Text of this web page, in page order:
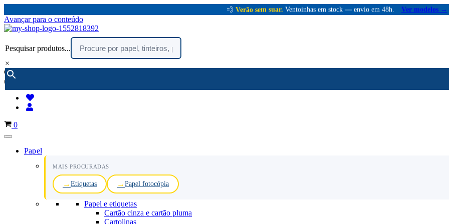
💨 Verão sem suar. Ventoinhas em stock — envio em 48h. Ver modelos →
Avançar para o conteúdo
Pesquisar produtos...
×
encomendar por telefone :
(chamada rede fixa nacional)
Carrinho
0
Papel
MAIS PROCURADAS
Etiquetas Papel fotocópia
Papel e etiquetas
Cartão cinza e cartão pluma
Cartolinas